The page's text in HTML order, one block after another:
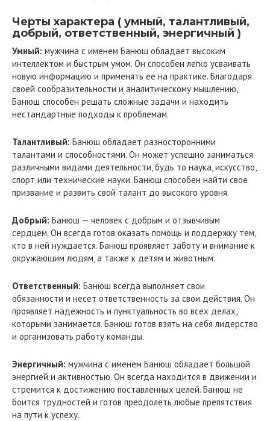
Черты характера ( умный, талантливый,
добрый, ответственный, энергичный )
Умный: мужчина с именем Банюш обладает высоким
интеллектом и быстрым умом. Он способен легко усваивать
новую информацию и применять ее на практике. Благодаря
своей сообразительности и аналитическому мышлению,
Банюш способен решать сложные задачи и находить
нестандартные подходы к проблемам.
Талантливый: Банюш обладает разносторонними
талантами и способностями. Он может успешно заниматься
различными видами деятельности, будь то наука, искусство,
спорт или технические науки. Банюш способен найти свое
призвание и развить свой талант до высокого уровня.
Добрый: Банюш — человек с добрым и отзывчивым
сердцем. Он всегда готов оказать помощь и поддержку тем,
кто в ней нуждается. Банюш проявляет заботу и внимание к
окружающим людям, а также к детям и животным.
Ответственный: Банюш всегда выполняет свои
обязанности и несет ответственность за свои действия. Он
проявляет надежность и пунктуальность во всех делах,
которыми занимается. Банюш готов взять на себя лидерство
и организовать работу команды.
Энергичный: мужчина с именем Банюш обладает большой
энергией и активностью. Он всегда находится в движении и
стремится к достижению поставленных целей. Банюш не
боится трудностей и готов преодолеть любые препятствия
на пути к успеху.